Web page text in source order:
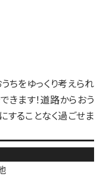
ちをゆっくり考えられ
きます！道路からおう
することなく過ごせま